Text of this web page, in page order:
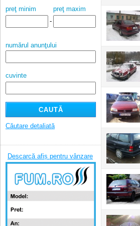
preţ minim
preţ maxim
-
numărul anunţului
cuvinte
Căutare detaliată
Descarcă afiș pentru vânzare